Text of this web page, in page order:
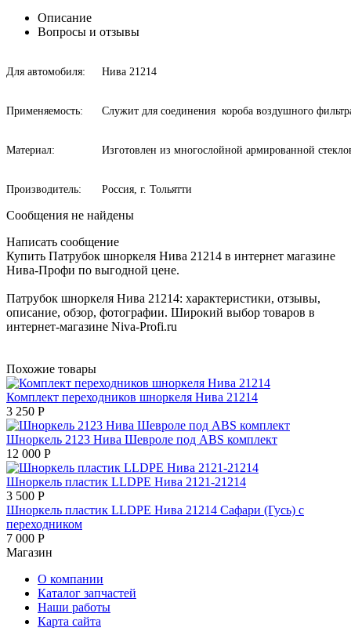
Описание
Вопросы и отзывы
Для автомобиля: Нива 21214
Применяемость: Служит для соединения короба воздушного
Материал: Изготовлен из многослойной армированной
Производитель: Россия, г. Тольятти
Сообщения не найдены
Написать сообщение
Купить Патрубок шноркеля Нива 21214 в интернет магазине
Нива-Профи по выгодной цене.
Патрубок шноркеля Нива 21214: характеристики, отзывы,
описание, обзор, фотографии. Широкий выбор товаров в
интернет-магазине Niva-Profi.ru
Похожие товары
Комплект переходников шноркеля Нива 21214
3 250 Р
Шноркель 2123 Нива Шевроле под ABS комплект
12 000 Р
Шноркель пластик LLDPE Нива 2121-21214
3 500 Р
Шноркель пластик LLDPE Нива 21214 Сафари (Гусь) с
переходником
7 000 Р
Магазин
О компании
Каталог запчастей
Наши работы
Карта сайта